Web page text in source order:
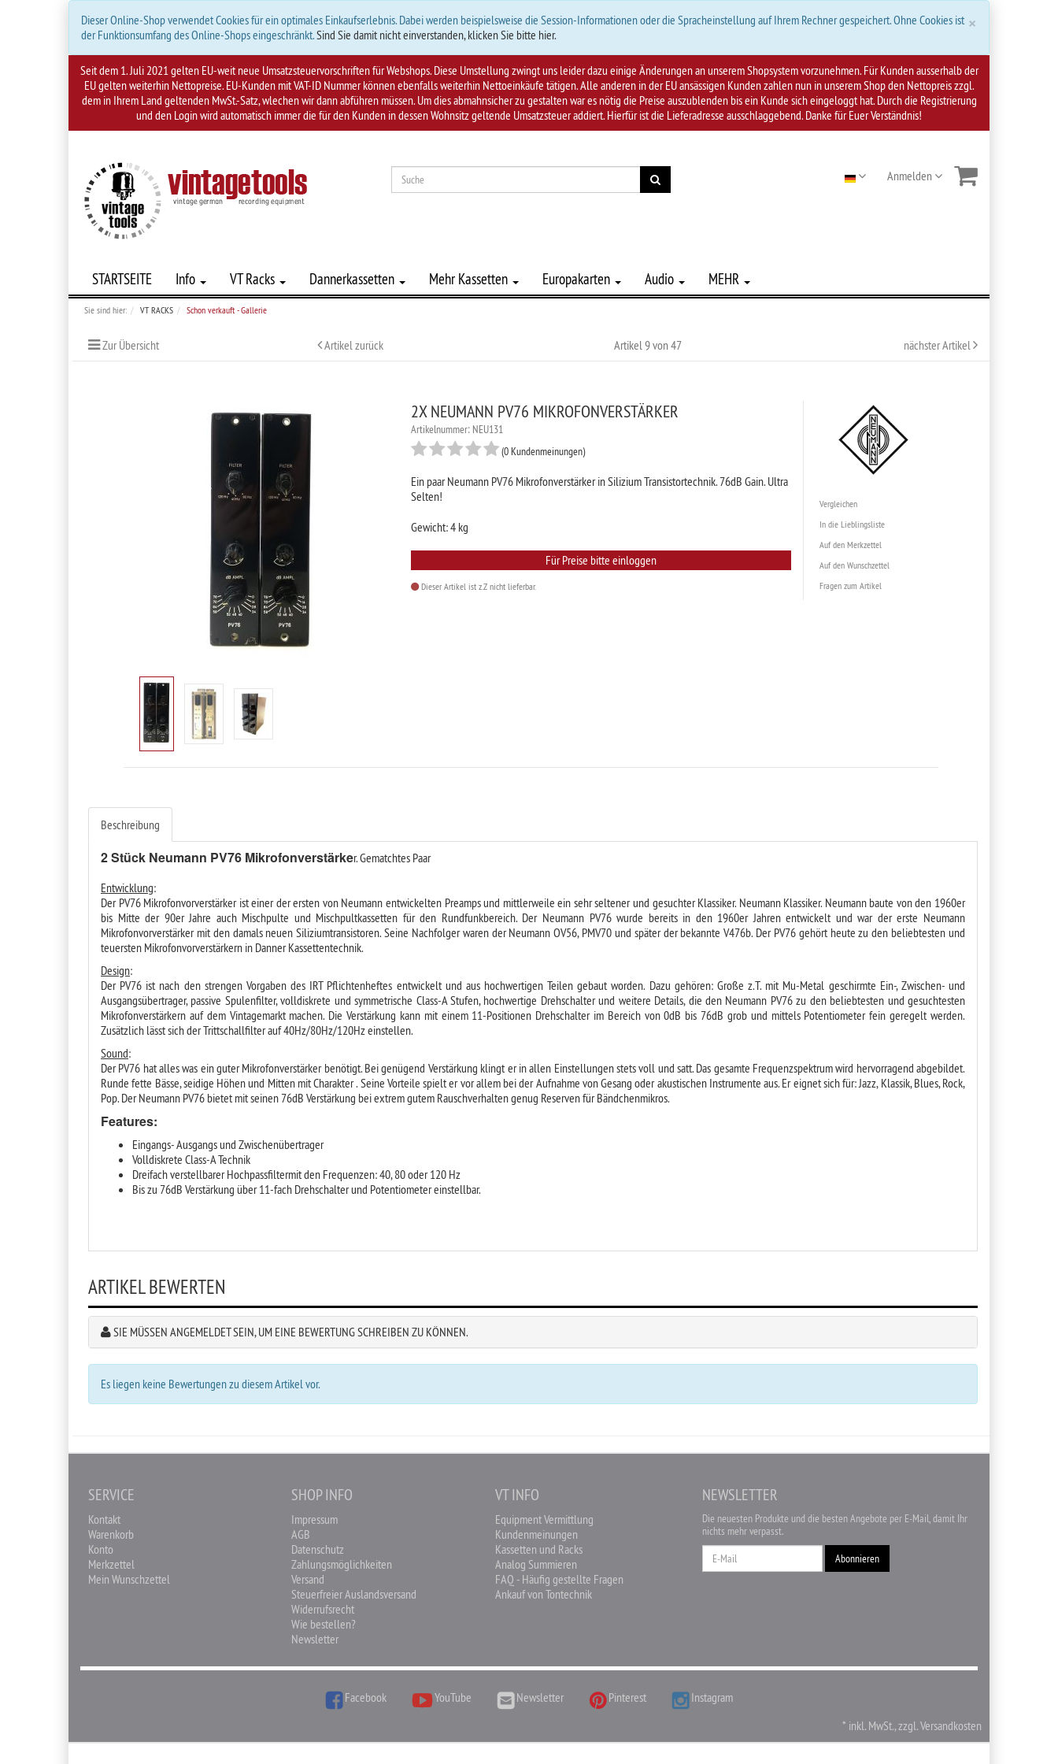
×
Dieser Online-Shop verwendet Cookies für ein optimales Einkaufserlebnis. Dabei werden beispielsweise die Session-Informationen oder die Spracheinstellung auf Ihrem Rechner gespeichert. Ohne Cookies ist
der Funktionsumfang des Online-Shops eingeschränkt.Sind Sie damit nicht einverstanden, klicken Sie bitte hier.
Seit dem 1. Juli 2021 gelten EU-weit neue Umsatzsteuervorschriften für Webshops. Diese Umstellung zwingt uns leider dazu einige Änderungen an unserem Shopsystem vorzunehmen. Für Kunden ausserhalb der
EU gelten weiterhin Nettopreise. EU-Kunden mit VAT-ID Nummer können ebenfalls weiterhin Nettoeinkäufe tätigen. Alle anderen in der EU ansässigen Kunden zahlen nun in unserem Shop den Nettopreis zzgl.
dem in Ihrem Land geltenden MwSt.-Satz, wlechen wir dann abführen müssen. Um dies abmahnsicher zu gestalten war es nötig die Preise auszublenden bis ein Kunde sich eingeloggt hat. Durch die Registrierung
und den Login wird automatisch immer die für den Kunden in dessen Wohnsitz geltende Umsatzsteuer addiert. Hierfür ist die Lieferadresse ausschlaggebend. Danke für Euer Verständnis!
Anmelden
STARTSEITE Info VT Racks Dannerkassetten Mehr Kassetten Europakarten Audio MEHR
Sie sind hier: VT RACKS Schon verkauft - Gallerie
Zur Übersicht Artikel zurück Artikel 9 von 47 nächster Artikel
2X NEUMANN PV76 MIKROFONVERSTÄRKER
Artikelnummer: NEU131
(0 Kundenmeinungen)
Ein paar Neumann PV76 Mikrofonverstärker in Silizium Transistortechnik. 76dB Gain. Ultra
Selten!
Gewicht: 4 kg
Für Preise bitte einloggen
Dieser Artikel ist z.Z nicht lieferbar.
Vergleichen
In die Lieblingsliste
Auf den Merkzettel
Auf den Wunschzettel
Fragen zum Artikel
Beschreibung
2 Stück Neumann PV76 Mikrofonverstärker. Gematchtes Paar
Entwicklung:
Der PV76 Mikrofonvorverstärker ist einer der ersten von Neumann entwickelten Preamps und mittlerweile ein sehr seltener und gesuchter Klassiker. Neumann Klassiker. Neumann baute von den 1960er
bis Mitte der 90er Jahre auch Mischpulte und Mischpultkassetten für den Rundfunkbereich. Der Neumann PV76 wurde bereits in den 1960er Jahren entwickelt und war der erste Neumann
Mikrofonvorverstärker mit den damals neuen Siliziumtransistoren. Seine Nachfolger waren der Neumann OV56, PMV70 und später der bekannte V476b. Der PV76 gehört heute zu den beliebtesten und
teuersten Mikrofonvorverstärkern in Danner Kassettentechnik.
Design:
Der PV76 ist nach den strengen Vorgaben des IRT Pflichtenheftes entwickelt und aus hochwertigen Teilen gebaut worden. Dazu gehören: Große z.T. mit Mu-Metal geschirmte Ein-, Zwischen- und
Ausgangsübertrager, passive Spulenfilter, volldiskrete und symmetrische Class-A Stufen, hochwertige Drehschalter und weitere Details, die den Neumann PV76 zu den beliebtesten und gesuchtesten
Mikrofonverstärkern auf dem Vintagemarkt machen. Die Verstärkung kann mit einem 11-Positionen Drehschalter im Bereich von 0dB bis 76dB grob und mittels Potentiometer fein geregelt werden.
Zusätzlich lässt sich der Trittschallfilter auf 40Hz/80Hz/120Hz einstellen.
Sound:
Der PV76 hat alles was ein guter Mikrofonverstärker benötigt. Bei genügend Verstärkung klingt er in allen Einstellungen stets voll und satt. Das gesamte Frequenzspektrum wird hervorragend abgebildet.
Runde fette Bässe, seidige Höhen und Mitten mit Charakter . Seine Vorteile spielt er vor allem bei der Aufnahme von Gesang oder akustischen Instrumente aus. Er eignet sich für: Jazz, Klassik, Blues, Rock,
Pop. Der Neumann PV76 bietet mit seinen 76dB Verstärkung bei extrem gutem Rauschverhalten genug Reserven für Bändchenmikros.
Features:
Eingangs- Ausgangs und Zwischenübertrager
Volldiskrete Class-A Technik
Dreifach verstellbarer Hochpassfiltermit den Frequenzen: 40, 80 oder 120 Hz
Bis zu 76dB Verstärkung über 11-fach Drehschalter und Potentiometer einstellbar.
ARTIKEL BEWERTEN
SIE MÜSSEN ANGEMELDET SEIN, UM EINE BEWERTUNG SCHREIBEN ZU KÖNNEN.
Es liegen keine Bewertungen zu diesem Artikel vor.
SERVICE
Kontakt
Warenkorb
Konto
Merkzettel
Mein Wunschzettel
SHOP INFO
Impressum
AGB
Datenschutz
Zahlungsmöglichkeiten
Versand
Steuerfreier Auslandsversand
Widerrufsrecht
Wie bestellen?
Newsletter
VT INFO
Equipment Vermittlung
Kundenmeinungen
Kassetten und Racks
Analog Summieren
FAQ - Häufig gestellte Fragen
Ankauf von Tontechnik
NEWSLETTER
Die neuesten Produkte und die besten Angebote per E-Mail, damit Ihr
nichts mehr verpasst.
Newsletter Abonnieren
Facebook YouTube Newsletter Pinterest
Instagram
* inkl. MwSt., zzgl.Versandkosten